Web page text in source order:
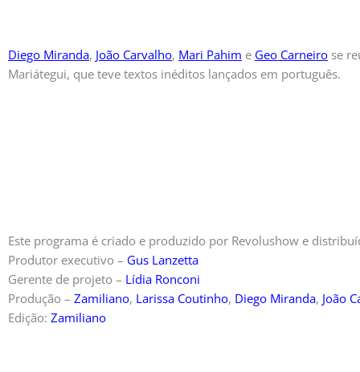
Diego Miranda, João Carvalho, Mari Pahim e Geo Carneiro se
Mariátegui, que teve textos inéditos lançados em português.
Este programa é criado e produzido por Revolushow e
Produtor executivo – Gus Lanzetta
Gerente de projeto – Lídia Ronconi
Produção – Zamiliano, Larissa Coutinho, Diego Miranda, João
Edição: Zamiliano